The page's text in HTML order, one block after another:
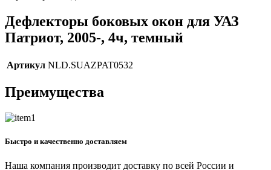
Дефлекторы боковых окон для УАЗ
Патриот, 2005-, 4ч, темный
Артикул NLD.SUAZPAT0532
Преимущества
Быстро и качественно доставляем
Наша компания производит доставку по всей России и